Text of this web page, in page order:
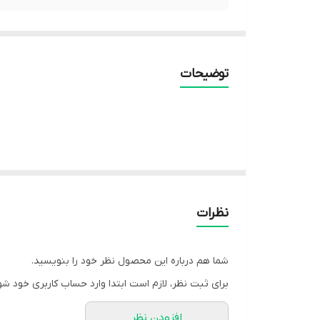
توضیحات
نظرات
شما هم درباره این محصول نظر خود را بنویسید.
برای ثبت نظر، لازم است ابتدا وارد حساب کاربری خود